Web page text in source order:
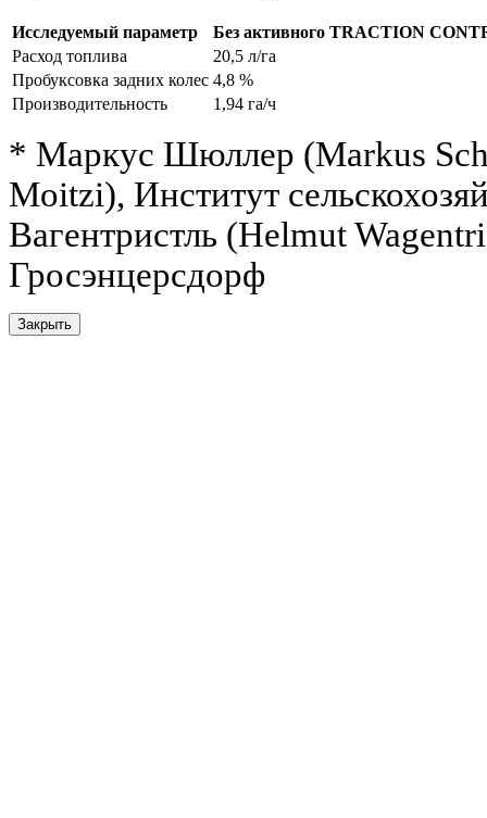
Исследуемый параметр
Без активного TRACTION
Расход топлива
20,5 л/га
Пробуксовка задних колес 4,8 %
Производительность
1,94 га/ч
* Маркус Шюллер (Markus
Moitzi), Институт
Вагентристль (Helmut
Гросэнцерсдорф
Закрыть